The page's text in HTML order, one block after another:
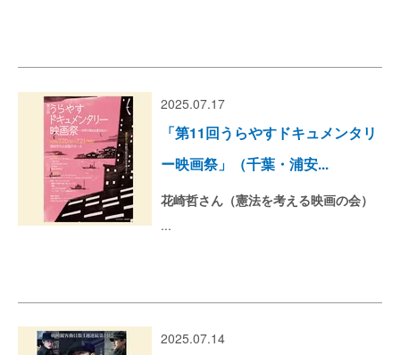
2025.07.17
「第11回うらやすドキュメンタリ
ー映画祭」（千葉・浦安...
花崎哲さん（憲法を考える映画の会）
...
2025.07.14